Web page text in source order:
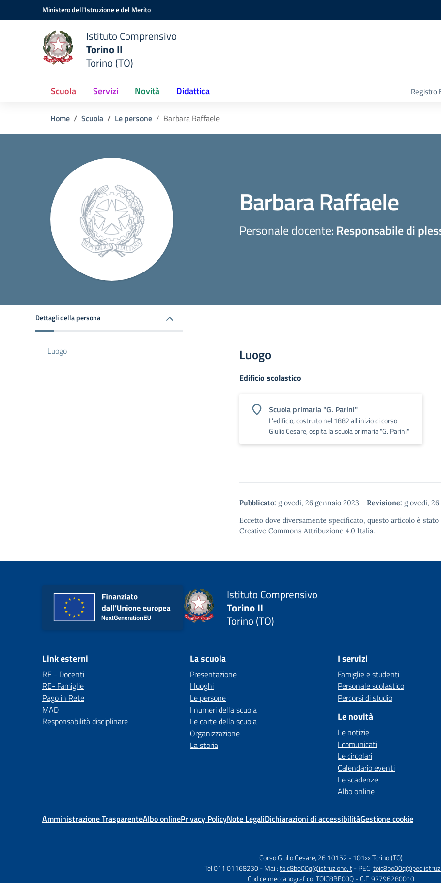
Vai ai contenuti
Vai al menu di navigazioneMinistero dell'Istruzione e del Merito
Istituto Comprensivo
Torino II
Torino (TO)
Scuola Servizi Novità Didattica Registro
Home Scuola Le persone Barbara Raffaele
Barbara Raffaele
Personale docente: Responsabile di
Dettagli della persona
Luogo Luogo
Edificio scolastico
Scuola primaria "G. Parini"
L'edificio, costruito nel 1882 all'inizio di corso
Giulio Cesare, ospita la scuola primaria "G. Parini"
Pubblicato: giovedì, 26 gennaio 2023 - Revisione: giovedì,
Eccetto dove diversamente specificato, questo articolo è
Creative Commons Attribuzione 4.0 Italia.
Istituto Comprensivo
Torino II
Torino (TO)
Link esterni
RE - Docenti
RE- Famiglie
Pago in Rete
MAD
Responsabilità disciplinare
La scuola
Presentazione
I luoghi
Le persone
I numeri della scuola
Le carte della scuola
Organizzazione
La storia
I servizi
Famiglie e studenti
Personale scolastico
Percorsi di studio
Le novità
Le notizie
I comunicati
Le circolari
Calendario eventi
Le scadenze
Albo online
Amministrazione TrasparenteAlbo onlinePrivacy PolicyNote LegaliDichiarazioni di accessibilitàGestione cookie
Corso Giulio Cesare, 26 10152 -101xx Torino (TO)
Tel 011 01168230- Mail:toic8be00q@istruzione.it- PEC:
Codice meccanografico: TOIC8BE00Q - C.F. 97796280010